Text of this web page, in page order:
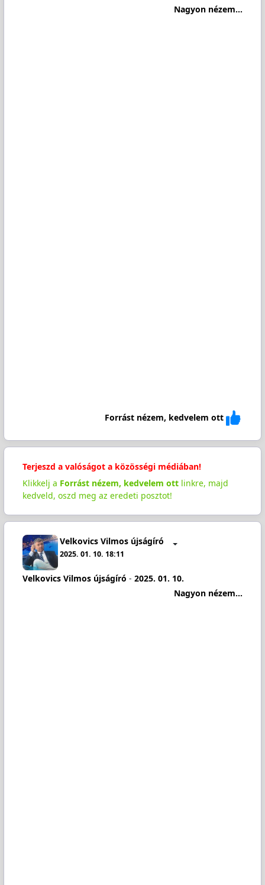
Nagyon nézem...
Forrást nézem, kedvelem ott
Terjeszd a valóságot a közösségi médiában!
Klikkelj a Forrást nézem, kedvelem ottlinkre, majd
kedveld, oszd meg az eredeti posztot!
Velkovics Vilmos újságíró
2025. 01. 10. 18:11
Velkovics Vilmos újságíró - 2025. 01. 10.
Nagyon nézem...